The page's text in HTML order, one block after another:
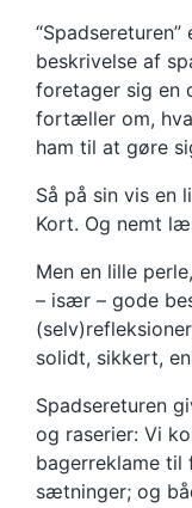
beskrivelse af
foretager sig en
fortæller om,
ham til at gøre
Så på sin vis en
Kort. Og nemt
Men en lille
– især – gode
solidt, sikkert,
Spadsereturen
og raserier: Vi
bagerreklame
sætninger; og